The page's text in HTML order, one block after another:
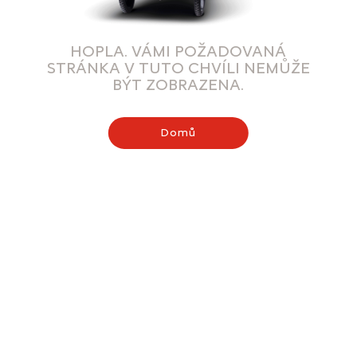
HOPLA. VÁMI POŽADOVANÁ
STRÁNKA V TUTO CHVÍLI NEMŮŽE
BÝT ZOBRAZENA.
Domů